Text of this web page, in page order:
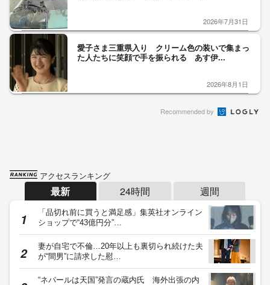
2026年7月31日
愛子さま三重県入り クリーム色の装いで集まっ
た人たちに笑顔で手を振られる あす伊...
2026年8月1日
Recommended by
アクセスランキング
最新 24時間 週間
「品切れ前に買うと満足感」集英社オンライン
ショップで“43億円分”…
妻が自宅で不倫…20年以上も裏切られ続けた夫
が“間男”に請求した慰…
“ネパールは天国”発言の蔵内氏 海外出張の内